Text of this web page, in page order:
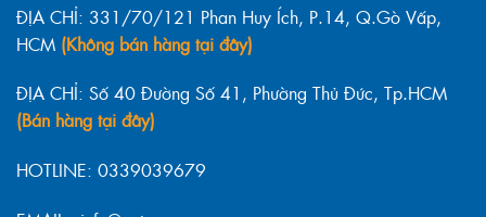
ĐỊA CHỈ: 331/70/121 Phan Huy Ích, P.14, Q.Gò Vấp,
HCM (Không bán hàng tại đây)
ĐỊA CHỈ: Số 40 Đường Số 41, Phường Thủ Đức, Tp.HCM
(Bán hàng tại đây)
HOTLINE: 0339039679